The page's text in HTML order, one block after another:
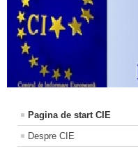
Pagina de start CIE
Despre CIE